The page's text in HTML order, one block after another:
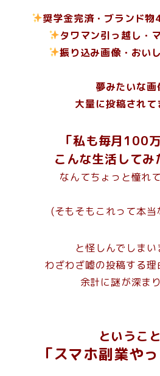
奨学金完済・ブランド物
タワマン引っ越し・
振り込み画像・おい
夢みたいな画
大量に投稿されて
「私も毎月100
こんな生活してみ
なんてちょっと憧れ
(そもそもこれって本
と怪しんでしまい
わざわざ嘘の投稿する
余計に謎が深ま
というこ
「スマホ副業や